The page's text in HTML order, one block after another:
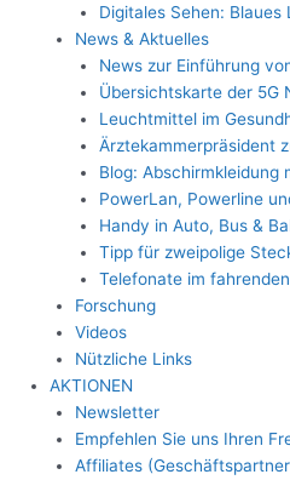
Digitales Sehen: Blaues
News & Aktuelles
News zur Einführung
Übersichtskarte der 5G
Leuchtmittel im
Ärztekammerpräsident
Blog: Abschirmkleidung
PowerLan, Powerline
Handy in Auto, Bus &
Tipp für zweipolige
Telefonate im
Forschung
Videos
Nützliche Links
AKTIONEN
Newsletter
Empfehlen Sie uns Ihren
Affiliates